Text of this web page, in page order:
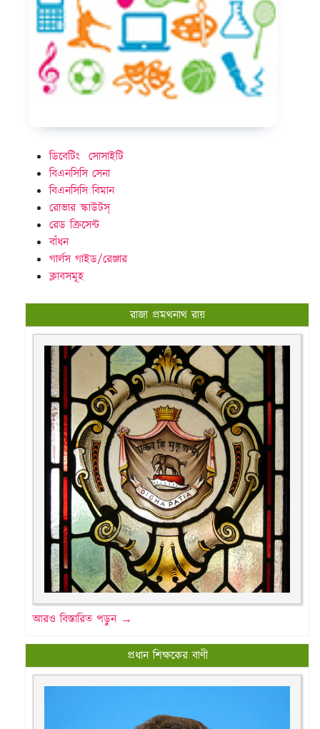
ডিবেটিং সোসাইটি
বিএনসিসি সেনা
বিএনসিসি বিমান
রোভার স্কাউটস্
রেড ক্রিসেন্ট
বাঁধন
গার্লস গাইড/রেঞ্জার
ক্লাবসমূহ
রাজা প্রমথনাথ রায়
আরও বিস্তারিত পড়ুন →
প্রধান শিক্ষকের বাণী